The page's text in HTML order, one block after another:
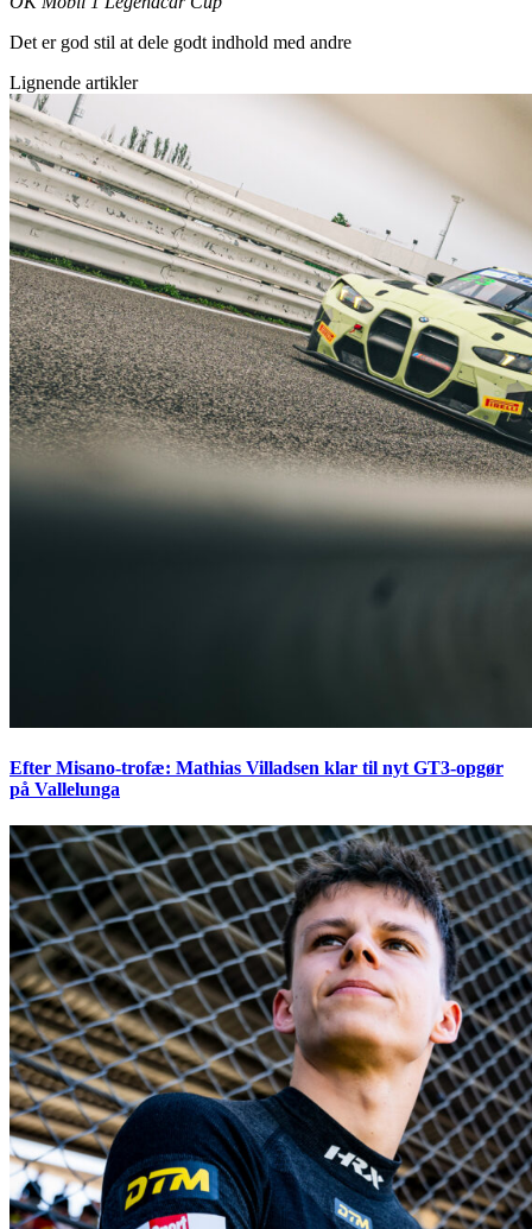
Det er god stil at dele godt indhold med andre
Lignende artikler
Efter Misano-trofæ: Mathias Villadsen klar til nyt GT3-opgør
på Vallelunga